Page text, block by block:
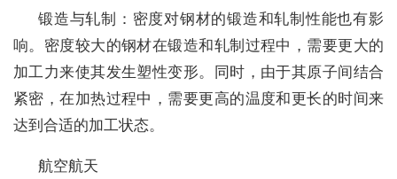
锻造与轧制：密度对钢材的锻造和轧制性能也有影
响。密度较大的钢材在锻造和轧制过程中，需要更大的
加工力来使其发生塑性变形。同时，由于其原子间结合
紧密，在加热过程中，需要更高的温度和更长的时间来
达到合适的加工状态。
航空航天